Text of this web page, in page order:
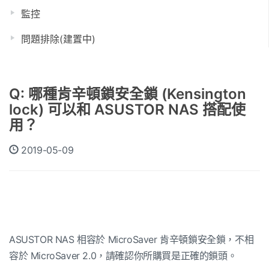
監控
問題排除(建置中)
Q: 哪種肯辛頓鎖安全鎖 (Kensington
lock) 可以和 ASUSTOR NAS 搭配使
用？
2019-05-09
ASUSTOR NAS 相容於 MicroSaver 肯辛頓鎖安全鎖，不相
容於 MicroSaver 2.0，請確認你所購買是正確的鎖頭。